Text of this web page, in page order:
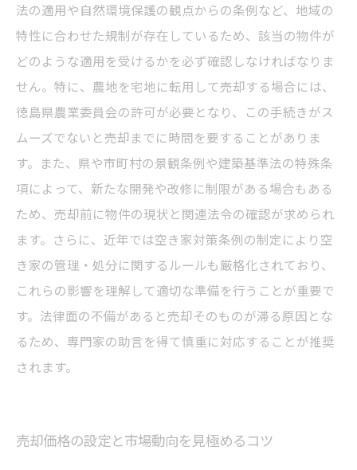
法の適用や自然環境保護の観点からの条例など、地域の
特性に合わせた規制が存在しているため、該当の物件が
どのような適用を受けるかを必ず確認しなければなりま
せん。特に、農地を宅地に転用して売却する場合には、
徳島県農業委員会の許可が必要となり、この手続きがス
ムーズでないと売却までに時間を要することがありま
す。また、県や市町村の景観条例や建築基準法の特殊条
項によって、新たな開発や改修に制限がある場合もある
ため、売却前に物件の現状と関連法令の確認が求められ
ます。さらに、近年では空き家対策条例の制定により空
き家の管理・処分に関するルールも厳格化されており、
これらの影響を理解して適切な準備を行うことが重要で
す。法律面の不備があると売却そのものが滞る原因とな
るため、専門家の助言を得て慎重に対応することが推奨
されます。
売却価格の設定と市場動向を見極めるコツ